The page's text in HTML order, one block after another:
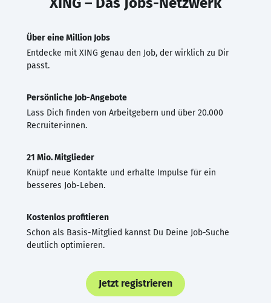
Über eine Million Jobs
Entdecke mit XING genau den Job, der wirklich zu Dir
passt.
Persönliche Job-Angebote
Lass Dich finden von Arbeitgebern und über 20.000
Recruiter·innen.
21 Mio. Mitglieder
Knüpf neue Kontakte und erhalte Impulse für ein
besseres Job-Leben.
Kostenlos profitieren
Schon als Basis-Mitglied kannst Du Deine Job-Suche
deutlich optimieren.
Jetzt registrieren